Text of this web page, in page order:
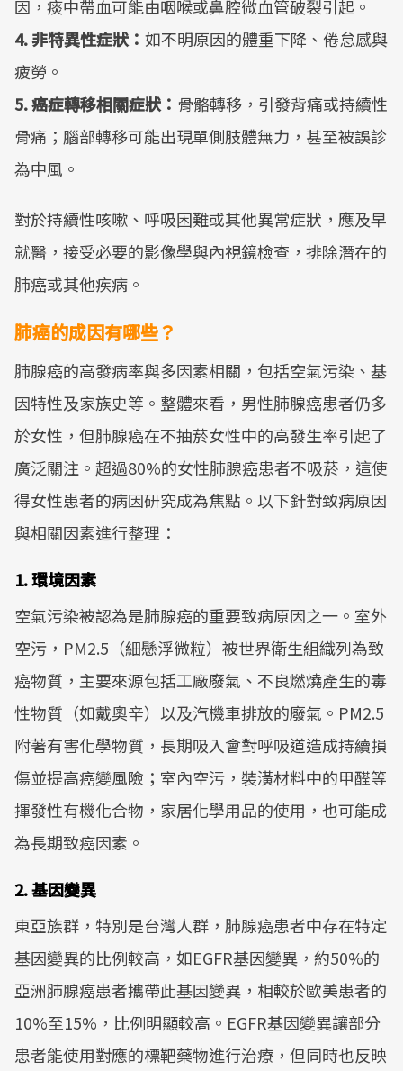
因，痰中帶血可能由咽喉或鼻腔微血管破裂引起。
4. 非特異性症狀： 如不明原因的體重下降、倦怠感與
疲勞。
5. 癌症轉移相關症狀： 骨骼轉移，引發背痛或持續性
骨痛；腦部轉移可能出現單側肢體無力，甚至被誤診
為中風。
對於持續性咳嗽、呼吸困難或其他異常症狀，應及早
就醫，接受必要的影像學與內視鏡檢查，排除潛在的
肺癌或其他疾病。
肺癌的成因有哪些？
肺腺癌的高發病率與多因素相關，包括空氣污染、基
因特性及家族史等。整體來看，男性肺腺癌患者仍多
於女性，但肺腺癌在不抽菸女性中的高發生率引起了
廣泛關注。超過80%的女性肺腺癌患者不吸菸，這使
得女性患者的病因研究成為焦點。以下針對致病原因
與相關因素進行整理：
1. 環境因素
空氣污染被認為是肺腺癌的重要致病原因之一。室外
空污，PM2.5（細懸浮微粒）被世界衛生組織列為致
癌物質，主要來源包括工廠廢氣、不良燃燒產生的毒
性物質（如戴奧辛）以及汽機車排放的廢氣。PM2.5
附著有害化學物質，長期吸入會對呼吸道造成持續損
傷並提高癌變風險；室內空污，裝潢材料中的甲醛等
揮發性有機化合物，家居化學用品的使用，也可能成
為長期致癌因素。
2. 基因變異
東亞族群，特別是台灣人群，肺腺癌患者中存在特定
基因變異的比例較高，如EGFR基因變異，約50%的
亞洲肺腺癌患者攜帶此基因變異，相較於歐美患者的
10%至15%，比例明顯較高。EGFR基因變異讓部分
患者能使用對應的標靶藥物進行治療，但同時也反映